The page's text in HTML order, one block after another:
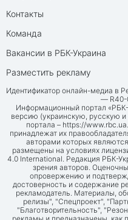
Контакты
Команда
Вакансии в РБК-Украина
Разместить рекламу
Идентификатор онлайн-медиа в
— R40-
Информационный портал
версию (украинскую, русскую и
портала – https://www.rbc.ua
принадлежат их
авторами которых
размещены на условиях
4.0 International. Редакция РБК-
зрения авторов.
опровержению и
достоверность и содержание
рекламодатель. Материалы,
релизы", "Спецпроект",
"Благотворительность",